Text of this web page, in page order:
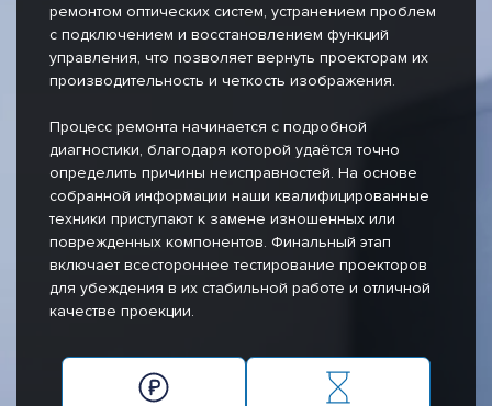
ремонтом оптических систем, устранением проблем
с подключением и восстановлением функций
управления, что позволяет вернуть проекторам их
производительность и четкость изображения.
Процесс ремонта начинается с подробной
диагностики, благодаря которой удаётся точно
определить причины неисправностей. На основе
собранной информации наши квалифицированные
техники приступают к замене изношенных или
поврежденных компонентов. Финальный этап
включает всестороннее тестирование проекторов
для убеждения в их стабильной работе и отличной
качестве проекции.